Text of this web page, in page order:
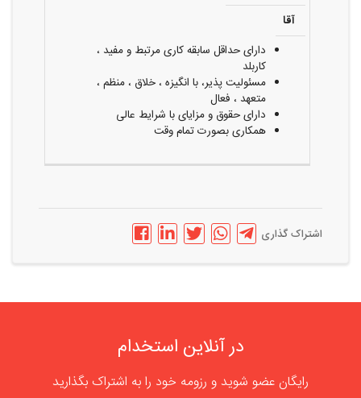
آقا
دارای حداقل سابقه کاری مرتبط و مفید ،
کاربلد
مسئولیت پذیر، با انگیزه ، خلاق ، منظم ،
متعهد ، فعال
دارای حقوق و مزایای با شرایط عالی
همکاری بصورت تمام وقت
اشتراک گذاری
در آنلاین استخدام
رایگان عضو شوید و رزومه خود را به اشتراک بگذارید